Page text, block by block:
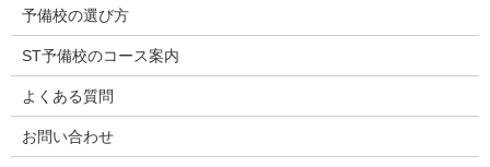
予備校の選び方
ST予備校のコース案内
よくある質問
お問い合わせ